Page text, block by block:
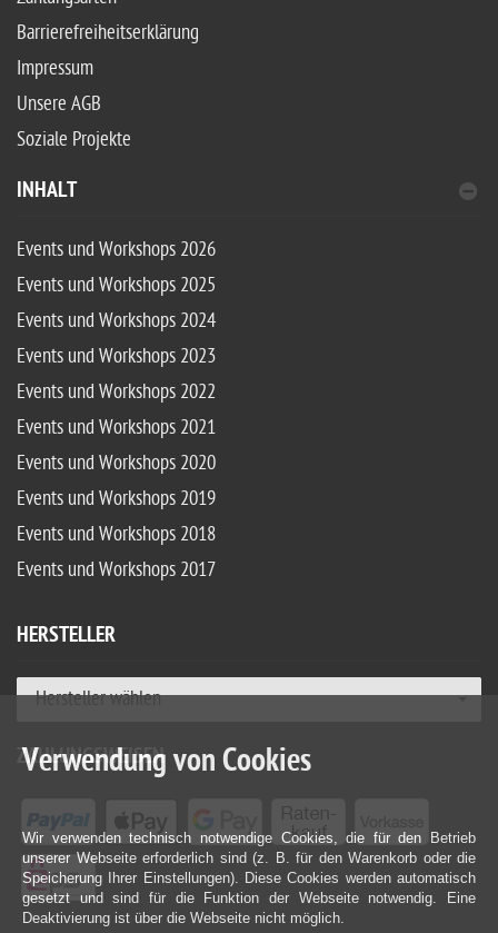
Barrierefreiheitserklärung
Impressum
Unsere AGB
Soziale Projekte
INHALT
Events und Workshops 2026
Events und Workshops 2025
Events und Workshops 2024
Events und Workshops 2023
Events und Workshops 2022
Events und Workshops 2021
Events und Workshops 2020
Events und Workshops 2019
Events und Workshops 2018
Events und Workshops 2017
HERSTELLER
Hersteller wählen
ZAHLUNGSWEISEN
Verwendung von Cookies
Wir verwenden technisch notwendige Cookies, die für den Betrieb
unserer Webseite erforderlich sind (z. B. für den Warenkorb oder die
Speicherung Ihrer Einstellungen). Diese Cookies werden automatisch
gesetzt und sind für die Funktion der Webseite notwendig. Eine
Deaktivierung ist über die Webseite nicht möglich.